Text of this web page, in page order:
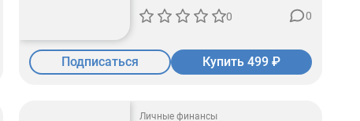
0 0
Подписаться Купить 499 ₽
Личные финансы